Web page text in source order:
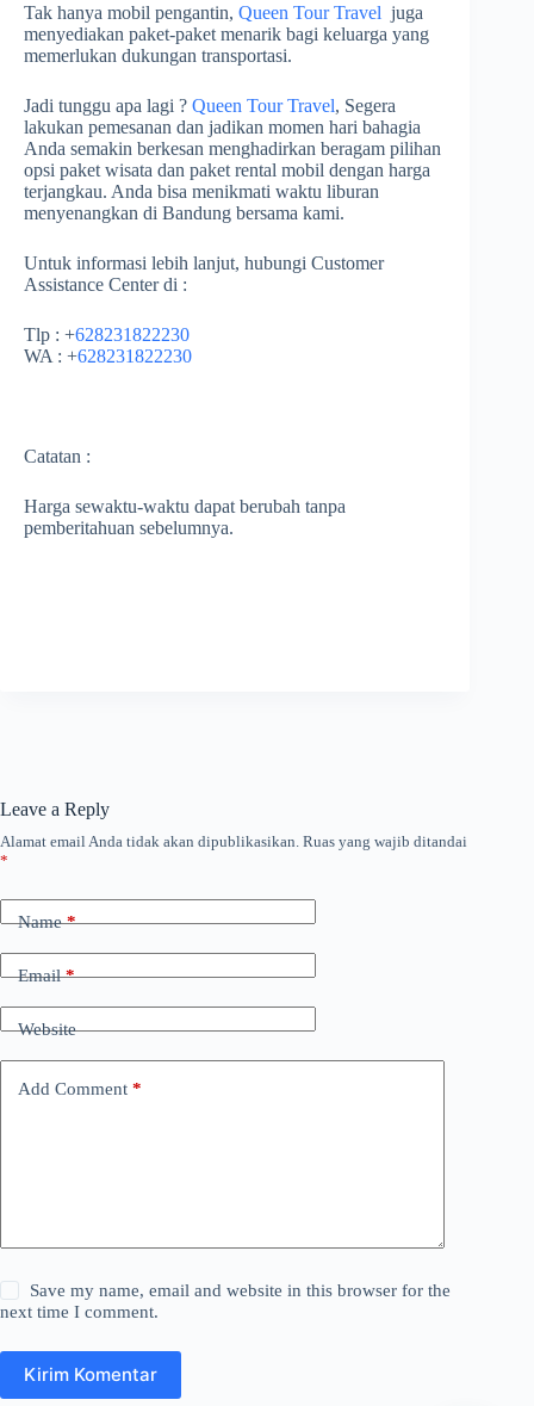
Tak hanya mobil pengantin, Queen Tour Travel juga
menyediakan paket-paket menarik bagi keluarga yang
memerlukan dukungan transportasi.
Jadi tunggu apa lagi ? Queen Tour Travel, Segera
lakukan pemesanan dan jadikan momen hari bahagia
Anda semakin berkesan menghadirkan beragam pilihan
opsi paket wisata dan paket rental mobil dengan harga
terjangkau. Anda bisa menikmati waktu liburan
menyenangkan di Bandung bersama kami.
Untuk informasi lebih lanjut, hubungi Customer
Assistance Center di :
Tlp : +628231822230
WA : +628231822230
Catatan :
Harga sewaktu-waktu dapat berubah tanpa
pemberitahuan sebelumnya.
Leave a Reply
Alamat email Anda tidak akan dipublikasikan. Ruas yang wajib ditandai
*
Name*
Email*
Website
Add Comment *
Save my name, email and website in this browser for the
next time I comment.
Kirim Komentar